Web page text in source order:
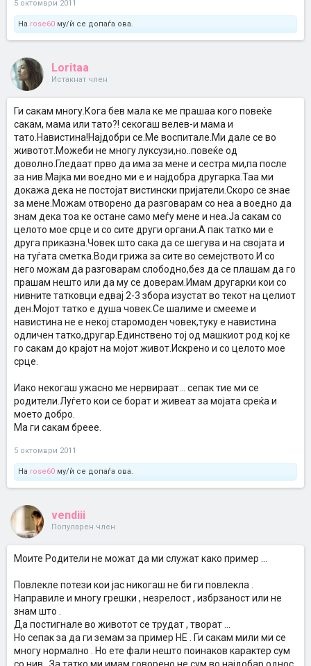
5 октомври 2011
На rose60 му/ѝ се допаѓа ова.
Loritaa
Истакнат член
Ги сакам многу.Кога бев мала ке ме прашаа кого повеќе
сакам, мама или тато?! секогаш велев-и мама и
тато.Навистина!Најдобри се.Ме воспитале.Ми дале се во
животот.Можеби не многу луксузи,но..повеќе од
доволно.Гледаат прво да има за мене и сестра ми,па после
за нив.Мајка ми воедно ми е и најдобра другарка.Таа ми
докажа дека не постојат вистински пријатели.Скоро се знае
за мене.Можам отворено да разговарам со неа а воедно да
знам дека тоа ке остане само меѓу мене и неа.Ја сакам со
целото мое срце и со сите други органи.А пак татко ми е
друга приказна.Човек што сака да се шегува и на својата и
на туѓата сметка.Води грижа за сите во семејството.И со
него можам да разговарам слободно,без да се плашам да го
прашам нешто или да му се доверам.Имам другарки кои со
нивните татковци едвај 2-3 збора изустат во текот на целиот
ден.Мојот татко е душа човек.Се шалиме и смееме и
навистина не е некој старомоден човек,туку е навистина
одличен татко,другар.Единствено тој од машкиот род кој ке
го сакам до крајот на мојот живот.Искрено и со целото мое
срце.
Иако некогаш ужасно ме нервираат... сепак тие ми се
родители.Луѓето кои се борат и живеат за мојата среќа и
моето добро.
Ма ги сакам бреее.
5 октомври 2011
На rose60 му/ѝ се допаѓа ова.
vendiii
Популарен член
Моите Родители не можат да ми служат како пример ...
Повлекле потези кои јас никогаш не би ги повлекла .
Направиле и многу грешки , незрелост , избрзаност или не
знам што .
Да постигнале во животот се трудат , творат ...
Но сепак за да ги земам за пример НЕ . Ги сакам мили ми се
многу нормално . Но ете фали нешто поинаков карактер сум